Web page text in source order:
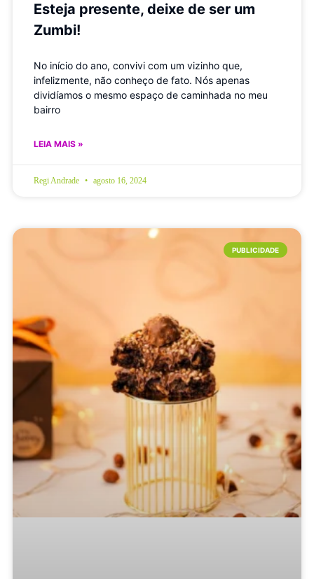
Esteja presente, deixe de ser um
Zumbi!
No início do ano, convivi com um vizinho que,
infelizmente, não conheço de fato. Nós apenas
dividíamos o mesmo espaço de caminhada no meu
bairro
LEIA MAIS »
Regi Andrade agosto 16, 2024
PUBLICIDADE